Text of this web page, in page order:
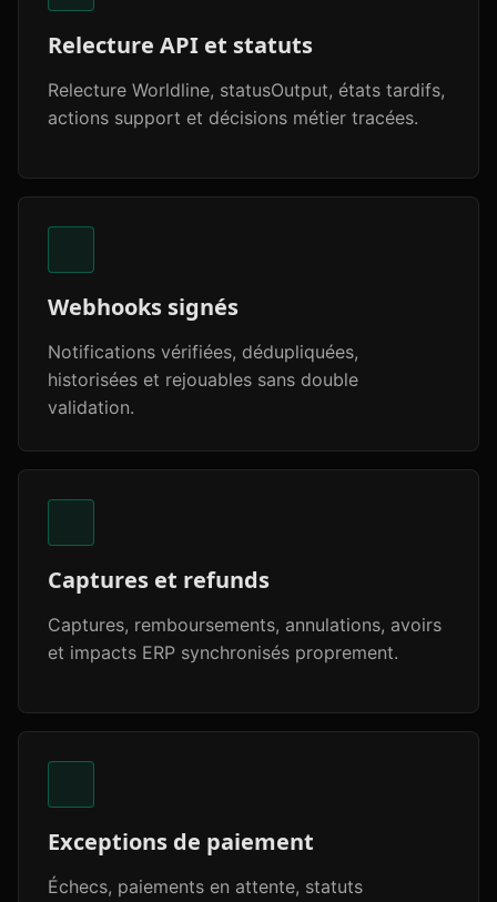
Relecture API et statuts
Relecture Worldline, statusOutput, états tardifs,
actions support et décisions métier tracées.
Webhooks signés
Notifications vérifiées, dédupliquées,
historisées et rejouables sans double
validation.
Captures et refunds
Captures, remboursements, annulations, avoirs
et impacts ERP synchronisés proprement.
Exceptions de paiement
Échecs, paiements en attente, statuts